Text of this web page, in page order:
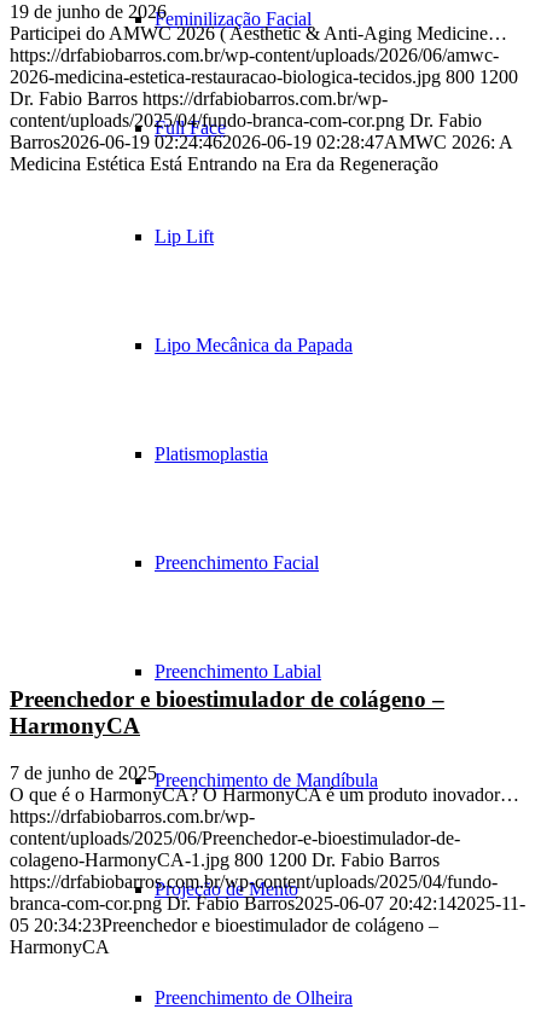
Feminilização Facial
Full Face
Lip Lift
Lipo Mecânica da Papada
Platismoplastia
Preenchimento Facial
Preenchimento Labial
Preenchimento de Mandíbula
Projeção de Mento
Preenchimento de Olheira
19 de junho de 2026
Participei do AMWC 2026 ( Aesthetic & Anti-Aging Medicine…
https://drfabiobarros.com.br/wp-content/uploads/2026/06/amwc-
2026-medicina-estetica-restauracao-biologica-tecidos.jpg 800 1200
Dr. Fabio Barros https://drfabiobarros.com.br/wp-
content/uploads/2025/04/fundo-branca-com-cor.png Dr. Fabio
Barros2026-06-19 02:24:462026-06-19 02:28:47AMWC 2026: A
Medicina Estética Está Entrando na Era da Regeneração
Preenchedor e bioestimulador de colágeno –
HarmonyCA
7 de junho de 2025
O que é o HarmonyCA? O HarmonyCA é um produto inovador…
https://drfabiobarros.com.br/wp-
content/uploads/2025/06/Preenchedor-e-bioestimulador-de-
colageno-HarmonyCA-1.jpg 800 1200 Dr. Fabio Barros
https://drfabiobarros.com.br/wp-content/uploads/2025/04/fundo-
branca-com-cor.png Dr. Fabio Barros2025-06-07 20:42:142025-11-
05 20:34:23Preenchedor e bioestimulador de colágeno –
HarmonyCA